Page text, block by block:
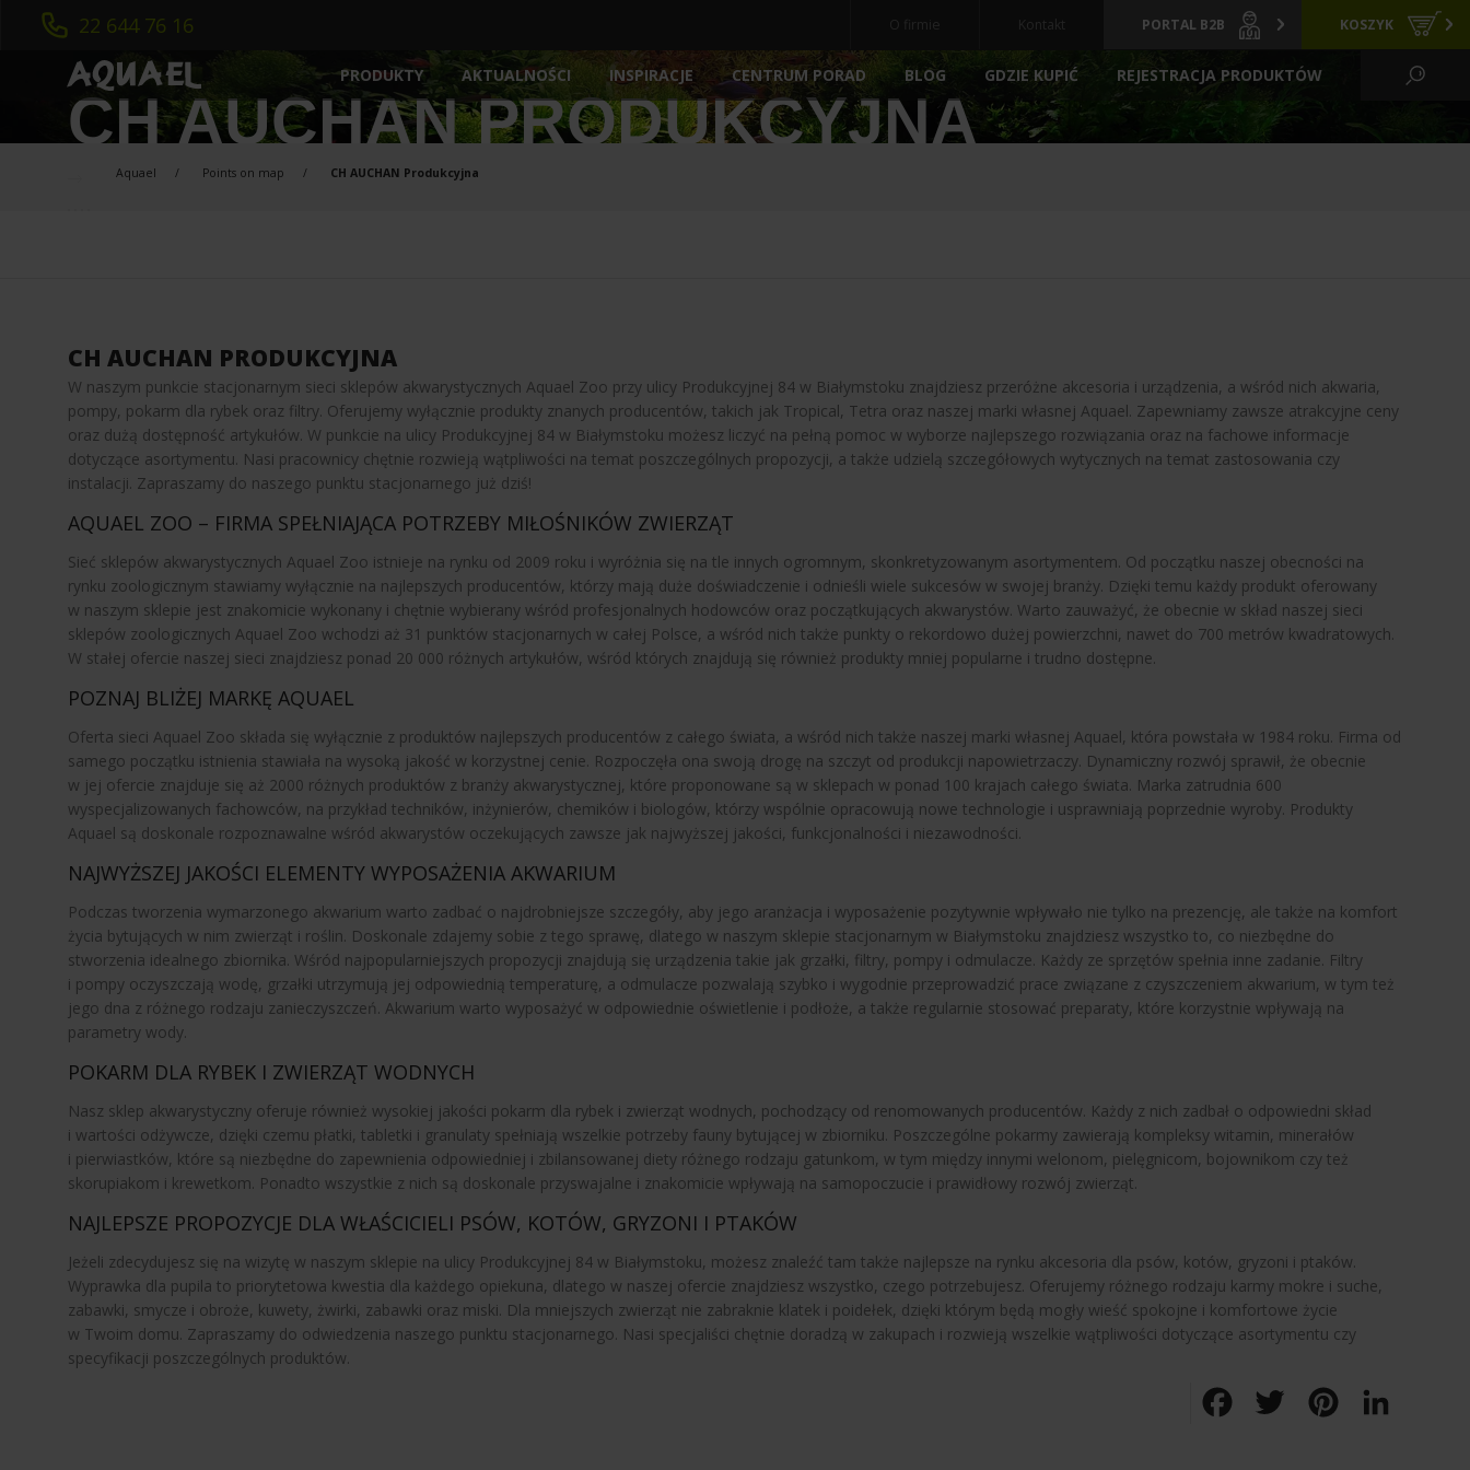
22 644 76 16 O firmie Kontakt PORTAL B2B KOSZYK
PRODUKTY
AKWARYSTYKA
INTELIGENTNE AKWARIUM
FILTRY ZEWNĘTRZNE
MEDIA FILTRACYJNE
POMPY / CYRKULATORY
AKWARIA AKCESORIA
OCZKO WODNE I OGRÓD
NOWOŚCI GRZAŁKI ARCHIWALNE
AKTUALNOŚCI INSPIRACJE CENTRUM PORAD BLOG GDZIE KUPIĆ REJESTRACJA PRODUKTÓW
CH AUCHAN PRODUKCYJNA
Aquael Points on map CH AUCHAN Produkcyjna
CH AUCHAN PRODUKCYJNA
W naszym punkcie stacjonarnym sieci sklepów akwarystycznych Aquael Zoo przy ulicy Produkcyjnej 84 w Białymstoku znajdziesz przeróżne akcesoria i urządzenia, a wśród nich akwaria,
pompy, pokarm dla rybek oraz filtry. Oferujemy wyłącznie produkty znanych producentów, takich jak Tropical, Tetra oraz naszej marki własnej Aquael. Zapewniamy zawsze atrakcyjne ceny
oraz dużą dostępność artykułów. W punkcie na ulicy Produkcyjnej 84 w Białymstoku możesz liczyć na pełną pomoc w wyborze najlepszego rozwiązania oraz na fachowe informacje
dotyczące asortymentu. Nasi pracownicy chętnie rozwieją wątpliwości na temat poszczególnych propozycji, a także udzielą szczegółowych wytycznych na temat zastosowania czy
instalacji. Zapraszamy do naszego punktu stacjonarnego już dziś!
AQUAEL ZOO – FIRMA SPEŁNIAJĄCA POTRZEBY MIŁOŚNIKÓW ZWIERZĄT
Sieć sklepów akwarystycznych Aquael Zoo istnieje na rynku od 2009 roku i wyróżnia się na tle innych ogromnym, skonkretyzowanym asortymentem. Od początku naszej obecności na
rynku zoologicznym stawiamy wyłącznie na najlepszych producentów, którzy mają duże doświadczenie i odnieśli wiele sukcesów w swojej branży. Dzięki temu każdy produkt oferowany
w naszym sklepie jest znakomicie wykonany i chętnie wybierany wśród profesjonalnych hodowców oraz początkujących akwarystów. Warto zauważyć, że obecnie w skład naszej sieci
sklepów zoologicznych Aquael Zoo wchodzi aż 31 punktów stacjonarnych w całej Polsce, a wśród nich także punkty o rekordowo dużej powierzchni, nawet do 700 metrów kwadratowych.
W stałej ofercie naszej sieci znajdziesz ponad 20 000 różnych artykułów, wśród których znajdują się również produkty mniej popularne i trudno dostępne.
POZNAJ BLIŻEJ MARKĘ AQUAEL
Oferta sieci Aquael Zoo składa się wyłącznie z produktów najlepszych producentów z całego świata, a wśród nich także naszej marki własnej Aquael, która powstała w 1984 roku. Firma od
samego początku istnienia stawiała na wysoką jakość w korzystnej cenie. Rozpoczęła ona swoją drogę na szczyt od produkcji napowietrzaczy. Dynamiczny rozwój sprawił, że obecnie
w jej ofercie znajduje się aż 2000 różnych produktów z branży akwarystycznej, które proponowane są w sklepach w ponad 100 krajach całego świata. Marka zatrudnia 600
wyspecjalizowanych fachowców, na przykład techników, inżynierów, chemików i biologów, którzy wspólnie opracowują nowe technologie i usprawniają poprzednie wyroby. Produkty
Aquael są doskonale rozpoznawalne wśród akwarystów oczekujących zawsze jak najwyższej jakości, funkcjonalności i niezawodności.
NAJWYŻSZEJ JAKOŚCI ELEMENTY WYPOSAŻENIA AKWARIUM
Podczas tworzenia wymarzonego akwarium warto zadbać o najdrobniejsze szczegóły, aby jego aranżacja i wyposażenie pozytywnie wpływało nie tylko na prezencję, ale także na komfort
życia bytujących w nim zwierząt i roślin. Doskonale zdajemy sobie z tego sprawę, dlatego w naszym sklepie stacjonarnym w Białymstoku znajdziesz wszystko to, co niezbędne do
stworzenia idealnego zbiornika. Wśród najpopularniejszych propozycji znajdują się urządzenia takie jak grzałki, filtry, pompy i odmulacze. Każdy ze sprzętów spełnia inne zadanie. Filtry
i pompy oczyszczają wodę, grzałki utrzymują jej odpowiednią temperaturę, a odmulacze pozwalają szybko i wygodnie przeprowadzić prace związane z czyszczeniem akwarium, w tym też
jego dna z różnego rodzaju zanieczyszczeń. Akwarium warto wyposażyć w odpowiednie oświetlenie i podłoże, a także regularnie stosować preparaty, które korzystnie wpływają na
parametry wody.
POKARM DLA RYBEK I ZWIERZĄT WODNYCH
Nasz sklep akwarystyczny oferuje również wysokiej jakości pokarm dla rybek i zwierząt wodnych, pochodzący od renomowanych producentów. Każdy z nich zadbał o odpowiedni skład
i wartości odżywcze, dzięki czemu płatki, tabletki i granulaty spełniają wszelkie potrzeby fauny bytującej w zbiorniku. Poszczególne pokarmy zawierają kompleksy witamin, minerałów
i pierwiastków, które są niezbędne do zapewnienia odpowiedniej i zbilansowanej diety różnego rodzaju gatunkom, w tym między innymi welonom, pielęgnicom, bojownikom czy też
skorupiakom i krewetkom. Ponadto wszystkie z nich są doskonale przyswajalne i znakomicie wpływają na samopoczucie i prawidłowy rozwój zwierząt.
NAJLEPSZE PROPOZYCJE DLA WŁAŚCICIELI PSÓW, KOTÓW, GRYZONI I PTAKÓW
Jeżeli zdecydujesz się na wizytę w naszym sklepie na ulicy Produkcyjnej 84 w Białymstoku, możesz znaleźć tam także najlepsze na rynku akcesoria dla psów, kotów, gryzoni i ptaków.
Wyprawka dla pupila to priorytetowa kwestia dla każdego opiekuna, dlatego w naszej ofercie znajdziesz wszystko, czego potrzebujesz. Oferujemy różnego rodzaju karmy mokre i suche,
zabawki, smycze i obroże, kuwety, żwirki, zabawki oraz miski. Dla mniejszych zwierząt nie zabraknie klatek i poidełek, dzięki którym będą mogły wieść spokojne i komfortowe życie
w Twoim domu. Zapraszamy do odwiedzenia naszego punktu stacjonarnego. Nasi specjaliści chętnie doradzą w zakupach i rozwieją wszelkie wątpliwości dotyczące asortymentu czy
specyfikacji poszczególnych produktów.
FacebookTwitter Pinterest